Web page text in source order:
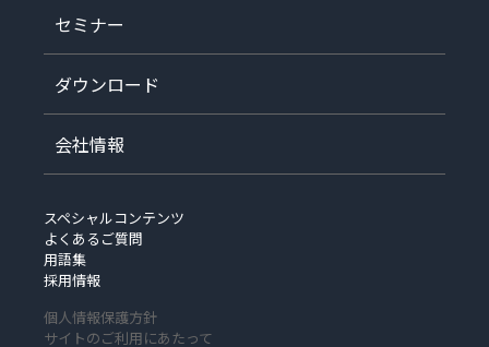
セミナー
ダウンロード
会社情報
スペシャルコンテンツ
よくあるご質問
用語集
採用情報
個人情報保護方針
サイトのご利用にあたって